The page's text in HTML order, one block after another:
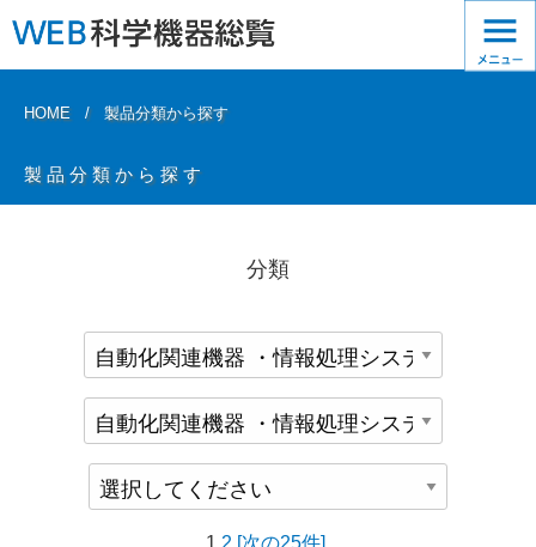
HOME 製品分類から探す
製品分類から探す
分類